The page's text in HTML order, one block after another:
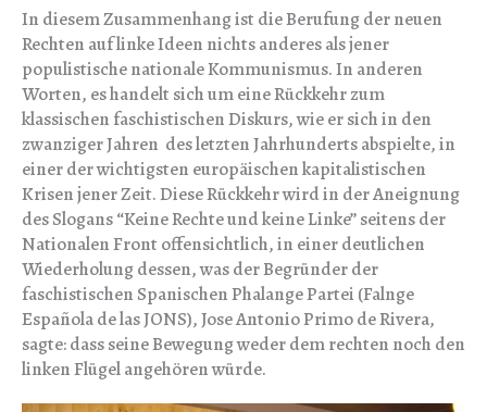
In diesem Zusammenhang ist die Berufung der neuen
Rechten auf linke Ideen nichts anderes als jener
populistische nationale Kommunismus. In anderen
Worten, es handelt sich um eine Rückkehr zum
klassischen faschistischen Diskurs, wie er sich in den
zwanziger Jahren des letzten Jahrhunderts abspielte, in
einer der wichtigsten europäischen kapitalistischen
Krisen jener Zeit. Diese Rückkehr wird in der Aneignung
des Slogans “Keine Rechte und keine Linke” seitens der
Nationalen Front offensichtlich, in einer deutlichen
Wiederholung dessen, was der Begründer der
faschistischen Spanischen Phalange Partei (Falnge
Española de las JONS), Jose Antonio Primo de Rivera,
sagte: dass seine Bewegung weder dem rechten noch den
linken Flügel angehören würde.